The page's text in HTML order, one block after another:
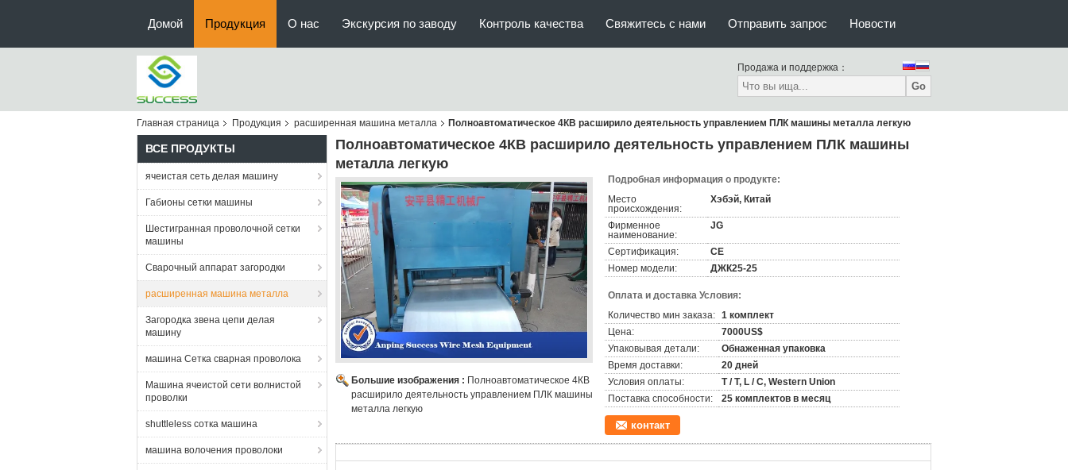
Домой Продукция О нас Экскурсия по заводу Контроль качества Свяжитесь с нами Отправить запрос Новости
Продажа и поддержка：
Go
Главная страница Продукция расширенная машина металла Полноавтоматическое 4КВ расширило деятельность управлением ПЛК машины металла легкую
ВСЕ ПРОДУКТЫ
ячеистая сеть делая машину
Габионы сетки машины
Шестигранная проволочной сетки
машины
Сварочный аппарат загородки
расширенная машина металла
Загородка звена цепи делая
машину
машина Сетка сварная проволока
Машина ячеистой сети волнистой
проволки
shuttleless сотка машина
машина волочения проволоки
Полноавтоматическое 4КВ расширило деятельность управлением ПЛК машины
металла легкую
Большие изображения : Полноавтоматическое 4КВ
расширило деятельность управлением ПЛК машины
металла легкую
Подробная информация о продукте:
Место
происхождения:
Хэбэй, Китай
Фирменное
наименование:
JG
Сертификация:
CE
Номер модели:
ДЖК25-25
Оплата и доставка Условия:
Количество мин заказа: 1 комплект
Цена:
7000US$
Упаковывая детали:
Обнаженная упаковка
Время доставки:
20 дней
Условия оплаты:
T / T, L / C, Western Union
Поставка способности:
25 комплектов в месяц
контакт